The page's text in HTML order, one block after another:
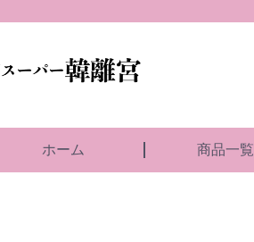
ホーム 商品一覧